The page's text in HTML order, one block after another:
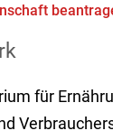
für